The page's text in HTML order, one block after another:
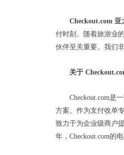
Checkout.com 亚
付时刻。随着旅游业
伙伴至关重要。我们
关于
Checkout.com是
方案。作为支付收单
致力于为企业级商户
年，Checkout.com的